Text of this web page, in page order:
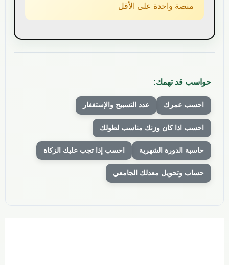
منصة واحدة على الأقل
حواسب قد تهمك:
احسب عمرك عدد التسبيح والإستغفار
احسب اذا كان وزنك مناسب لطولك
حاسبة الدورة الشهرية احسب إذا تجب عليك الزكاة
حساب وتحويل معدلك الجامعي